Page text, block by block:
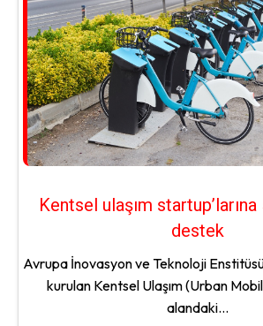
Kentsel ulaşım
destek
Avrupa İnovasyon ve Teknoloji
kurulan Kentsel Ulaşım (Urban
alandaki...